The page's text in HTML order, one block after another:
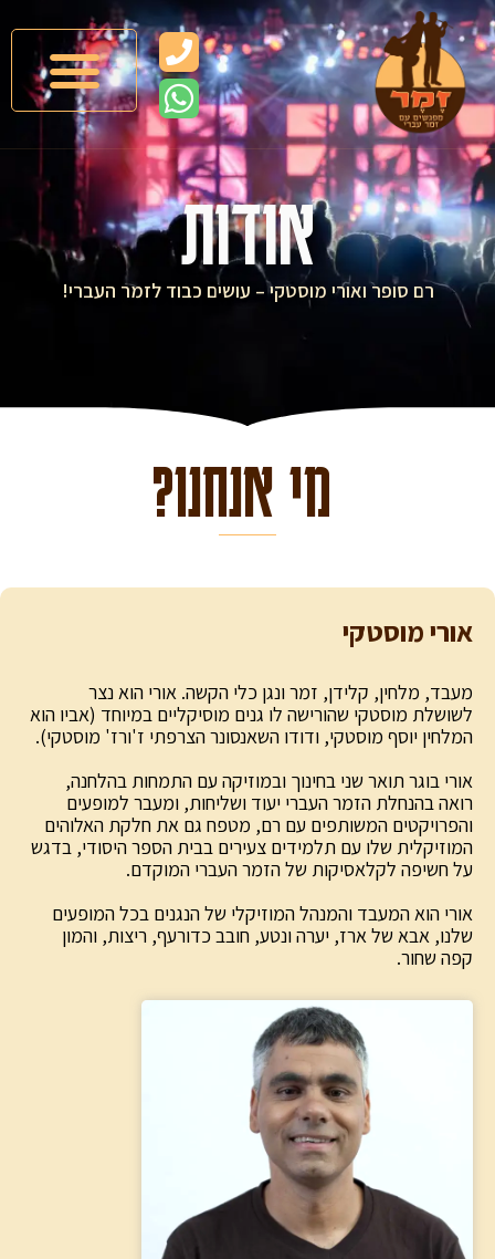
אודות
רם סופר ואורי מוסטקי – עושים כבוד לזמר העברי!
מי אנחנו?
אורי מוסטקי
מעבד, מלחין, קלידן, זמר ונגן כלי הקשה. אורי הוא נצר
לשושלת מוסטקי שהורישה לו גנים מוסיקליים במיוחד (אביו הוא
המלחין יוסף מוסטקי, ודודו השאנסונר הצרפתי ז'ורז' מוסטקי).
אורי בוגר תואר שני בחינוך ובמוזיקה עם התמחות בהלחנה,
רואה בהנחלת הזמר העברי יעוד ושליחות, ומעבר למופעים
והפרויקטים המשותפים עם רם, מטפח גם את חלקת האלוהים
המוזיקלית שלו עם תלמידים צעירים בבית הספר היסודי, בדגש
על חשיפה לקלאסיקות של הזמר העברי המוקדם.
אורי הוא המעבד והמנהל המוזיקלי של הנגנים בכל המופעים
שלנו, אבא של ארז, יערה ונטע, חובב כדורעף, ריצות, והמון
קפה שחור.